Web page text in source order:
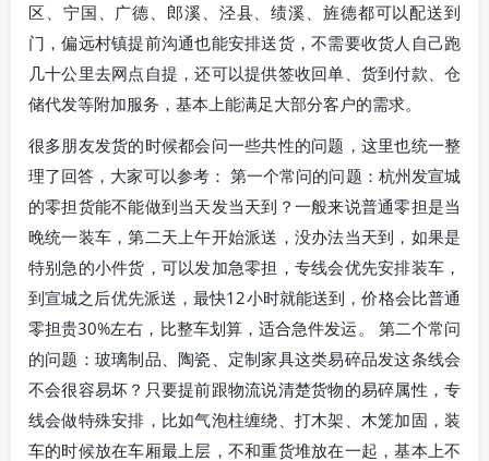
区、宁国、广德、郎溪、泾县、绩溪、旌德都可以配送到
门，偏远村镇提前沟通也能安排送货，不需要收货人自己跑
几十公里去网点自提，还可以提供签收回单、货到付款、仓
储代发等附加服务，基本上能满足大部分客户的需求。
很多朋友发货的时候都会问一些共性的问题，这里也统一整
理了回答，大家可以参考： 第一个常问的问题：杭州发宣城
的零担货能不能做到当天发当天到？一般来说普通零担是当
晚统一装车，第二天上午开始派送，没办法当天到，如果是
特别急的小件货，可以发加急零担，专线会优先安排装车，
到宣城之后优先派送，最快12小时就能送到，价格会比普通
零担贵30%左右，比整车划算，适合急件发运。 第二个常问
的问题：玻璃制品、陶瓷、定制家具这类易碎品发这条线会
不会很容易坏？只要提前跟物流说清楚货物的易碎属性，专
线会做特殊安排，比如气泡柱缠绕、打木架、木笼加固，装
车的时候放在车厢最上层，不和重货堆放在一起，基本上不